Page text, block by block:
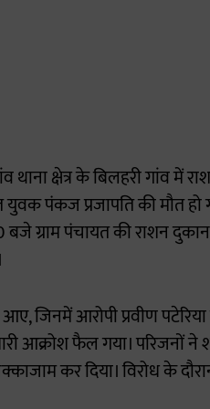
क्षेत्र के बिलहरी गांव में
युवक पंकज प्रजापति की मौत
बजे ग्राम पंचायत की राशन
जिनमें आरोपी प्रवीण
आक्रोश फैल गया। परिजनों ने
कर दिया। विरोध के